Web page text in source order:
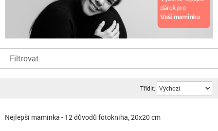
Filtrovat
Třídit:
Nejlepší maminka - 12 důvodů fotokniha, 20x20 cm